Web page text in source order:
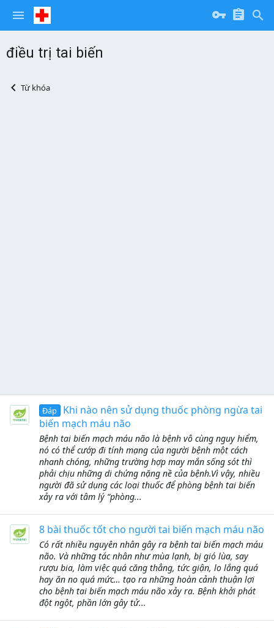
điều trị tai biến
Từ khóa
Đáp
Khi nào nên sử dụng thuốc phòng ngừa tai
biến mạch máu não
Bệnh tai biến mạch máu não là bệnh vô cùng nguy hiểm,
nó có thể cướp đi tính mạng của người bệnh một cách
nhanh chóng, những trường hợp may mắn sống sót thì
phải chịu những di chứng nặng nề của bệnh.Vì vậy, nhiều
người đã sử dụng các loại thuốc để phòng bệnh tai biến
xảy ra với tâm lý “phòng...
8 bài thuốc tốt cho người tai biến mạch máu não
Có rất nhiều nguyên nhân gây ra bệnh tai biến mạch máu
não. Và những tác nhân như mùa lạnh, bị gió lùa, say
rượu bia, làm việc quá căng thẳng, tức giận, lo lắng quá
hay ăn no quá mức… tạo ra những hoàn cảnh thuận lợi
cho bệnh tai biến mạch máu não xảy ra. Bệnh khởi phát
đột ngột, phần lớn gây tử...